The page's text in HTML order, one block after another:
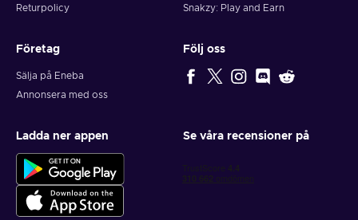
Returpolicy
Snakzy: Play and Earn
Företag
Sälja på Eneba
Annonsera med oss
Följ oss
Ladda ner appen Se våra recensioner på